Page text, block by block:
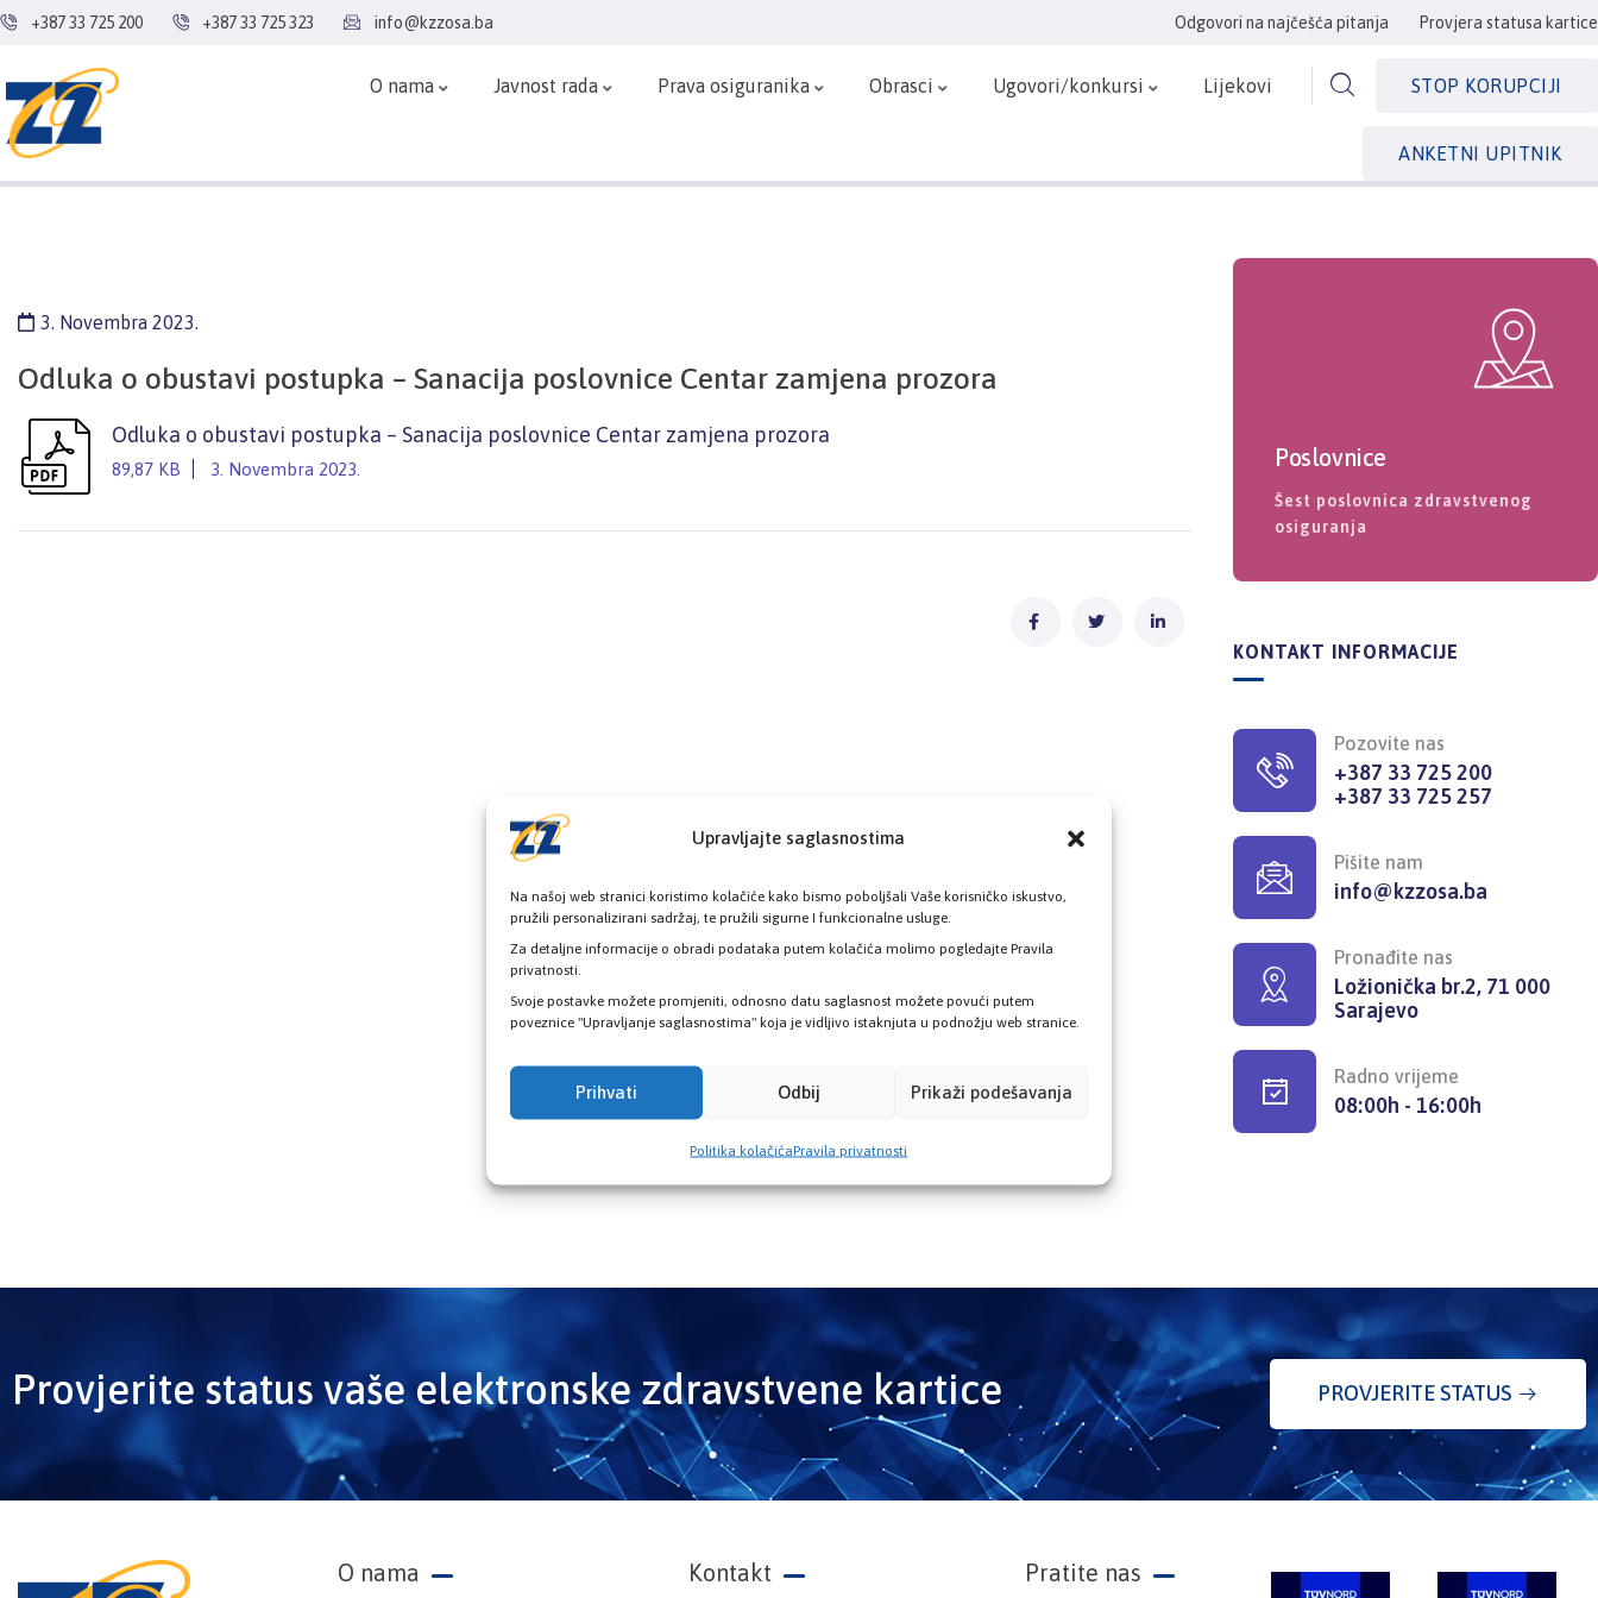
Upravljajte saglasnostima
Na našoj web stranici koristimo kolačiće kako bismo poboljšali Vaše korisničko iskustvo,
pružili personalizirani sadržaj, te pružili sigurne I funkcionalne usluge.
Za detaljne informacije o obradi podataka putem kolačića molimo pogledajte Pravila
privatnosti.
Svoje postavke možete promjeniti, odnosno datu saglasnost možete povući putem
poveznice "Upravljanje saglasnostima" koja je vidljivo istaknjuta u podnožju web stranice.
Prihvati Odbij Prikaži podešavanja
Politika kolačićaPravila privatnosti
+387 33 725 200 +387 33 725 323 info@kzzosa.ba Odgovori na najčešća pitanja Provjera statusa kartice
O nama Javnost rada Prava osiguranika Obrasci Ugovori/konkursi Lijekovi STOP KORUPCIJI
ANKETNI UPITNIK
3. Novembra 2023.
Odluka o obustavi postupka – Sanacija poslovnice Centar zamjena prozora
Odluka o obustavi postupka – Sanacija poslovnice Centar zamjena prozora
89,87 KB 3. Novembra 2023. Poslovnice
Šest poslovnica zdravstvenog
osiguranja
KONTAKT INFORMACIJE
Pozovite nas
+387 33 725 200
+387 33 725 257
Pišite nam
info@kzzosa.ba
Pronađite nas
Ložionička br.2, 71 000
Sarajevo
Radno vrijeme
08:00h - 16:00h
Provjerite status vaše elektronske zdravstvene kartice PROVJERITE STATUS
O nama Kontakt Pratite nas